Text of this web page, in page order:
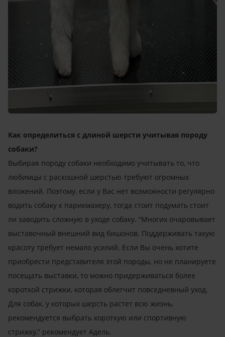
Как определиться с длиной шерсти учитывая породу
собаки?
Выбирая породу собаки необходимо учитывать то, что
любимцы с раскошной шерстью требуют огромных
вложений. Поэтому, если у Вас нет возможности регулярно
водить собаку к парикмахеру, тогда стоит подумать стоит
ли заводить сложную в уходе собаку. “Многих очаровывает
выставочный внешний вид бишонов. Поддерживать такую
красоту требует немало усилий. Если Вы очень хотите
приобрести представителя этой породы, но не планируете
посещать выставки, то можно придерживаться более
короткой стрижки, которая облегчит повседневный уход.
Для собак, у которых шерсть растет всю жизнь,
рекомендуется выбрать короткую или спортивную
стрижку,” рекомендует Адель.